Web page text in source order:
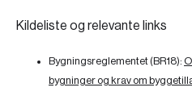
Kildeliste og relevante links
Bygningsreglementet (BR18):
bygninger og krav om